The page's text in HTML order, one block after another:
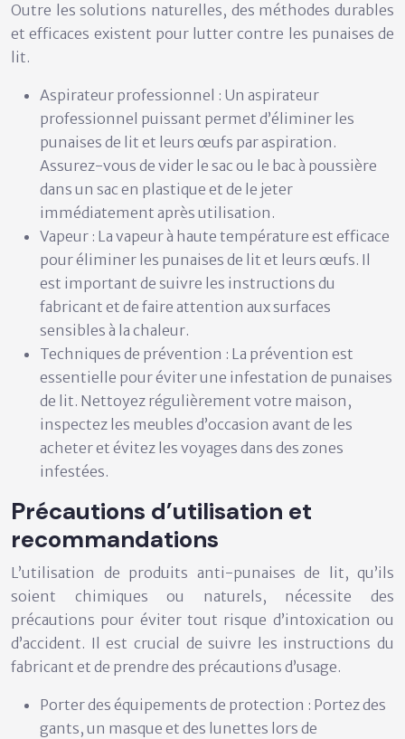
Outre les solutions naturelles, des méthodes durables
et efficaces existent pour lutter contre les punaises de
lit.
Aspirateur professionnel : Un aspirateur
professionnel puissant permet d’éliminer les
punaises de lit et leurs œufs par aspiration.
Assurez-vous de vider le sac ou le bac à poussière
dans un sac en plastique et de le jeter
immédiatement après utilisation.
Vapeur : La vapeur à haute température est efficace
pour éliminer les punaises de lit et leurs œufs. Il
est important de suivre les instructions du
fabricant et de faire attention aux surfaces
sensibles à la chaleur.
Techniques de prévention : La prévention est
essentielle pour éviter une infestation de punaises
de lit. Nettoyez régulièrement votre maison,
inspectez les meubles d’occasion avant de les
acheter et évitez les voyages dans des zones
infestées.
Précautions d’utilisation et
recommandations
L’utilisation de produits anti-punaises de lit, qu’ils
soient chimiques ou naturels, nécessite des
précautions pour éviter tout risque d’intoxication ou
d’accident. Il est crucial de suivre les instructions du
fabricant et de prendre des précautions d’usage.
Porter des équipements de protection : Portez des
gants, un masque et des lunettes lors de